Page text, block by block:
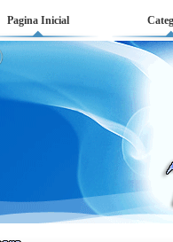
Pagina Inicial